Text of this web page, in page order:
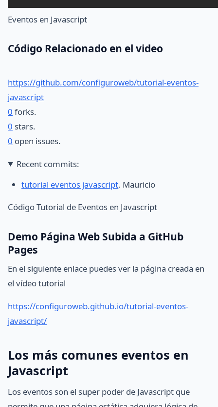
Eventos en Javascript
Código Relacionado en el video
https://github.com/configuroweb/tutorial-eventos-
javascript
0 forks.
0 stars.
0 open issues.
Recent commits:
tutorial eventos javascript, Mauricio
Código Tutorial de Eventos en Javascript
Demo Página Web Subida a GitHub
Pages
En el siguiente enlace puedes ver la página creada en
el vídeo tutorial
https://configuroweb.github.io/tutorial-eventos-
javascript/
Los más comunes eventos en
Javascript
Los eventos son el super poder de Javascript que